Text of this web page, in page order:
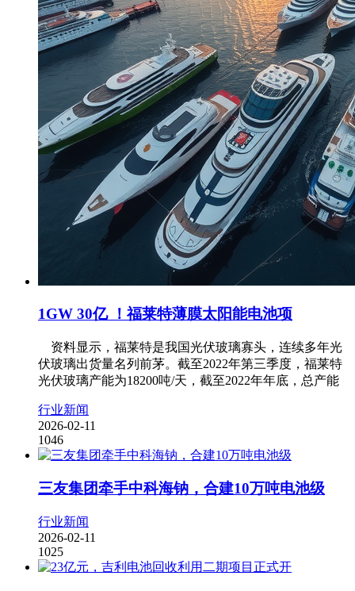
1GW 30亿 ！福莱特薄膜太阳能电池项
资料显示，福莱特是我国光伏玻璃寡头，连续多年光
伏玻璃出货量名列前茅。截至2022年第三季度，福莱特
光伏玻璃产能为18200吨/天，截至2022年年底，总产能
行业新闻
2026-02-11
1046
三友集团牵手中科海钠，合建10万吨电池级
行业新闻
2026-02-11
1025